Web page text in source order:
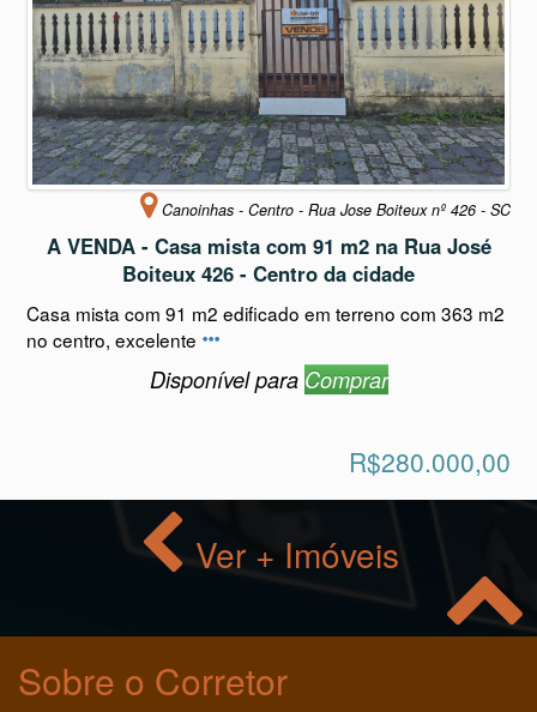
Canoinhas - Centro - Rua Jose Boiteux nº 426 - SC
A VENDA - Casa mista com 91 m2 na Rua José
Boiteux 426 - Centro da cidade
Casa mista com 91 m2 edificado em terreno com 363 m2
no centro, excelente
Disponível paraComprar
R$280.000,00
Sobre o Corretor
Sergio Luiz Dal-Bó(Balila) Procuro ficar informado sobre
apresentar dados rigorosamente corretos, sem omissão de
detalhes que possam depreciar ou gerar qualquer dano ao
cliente.